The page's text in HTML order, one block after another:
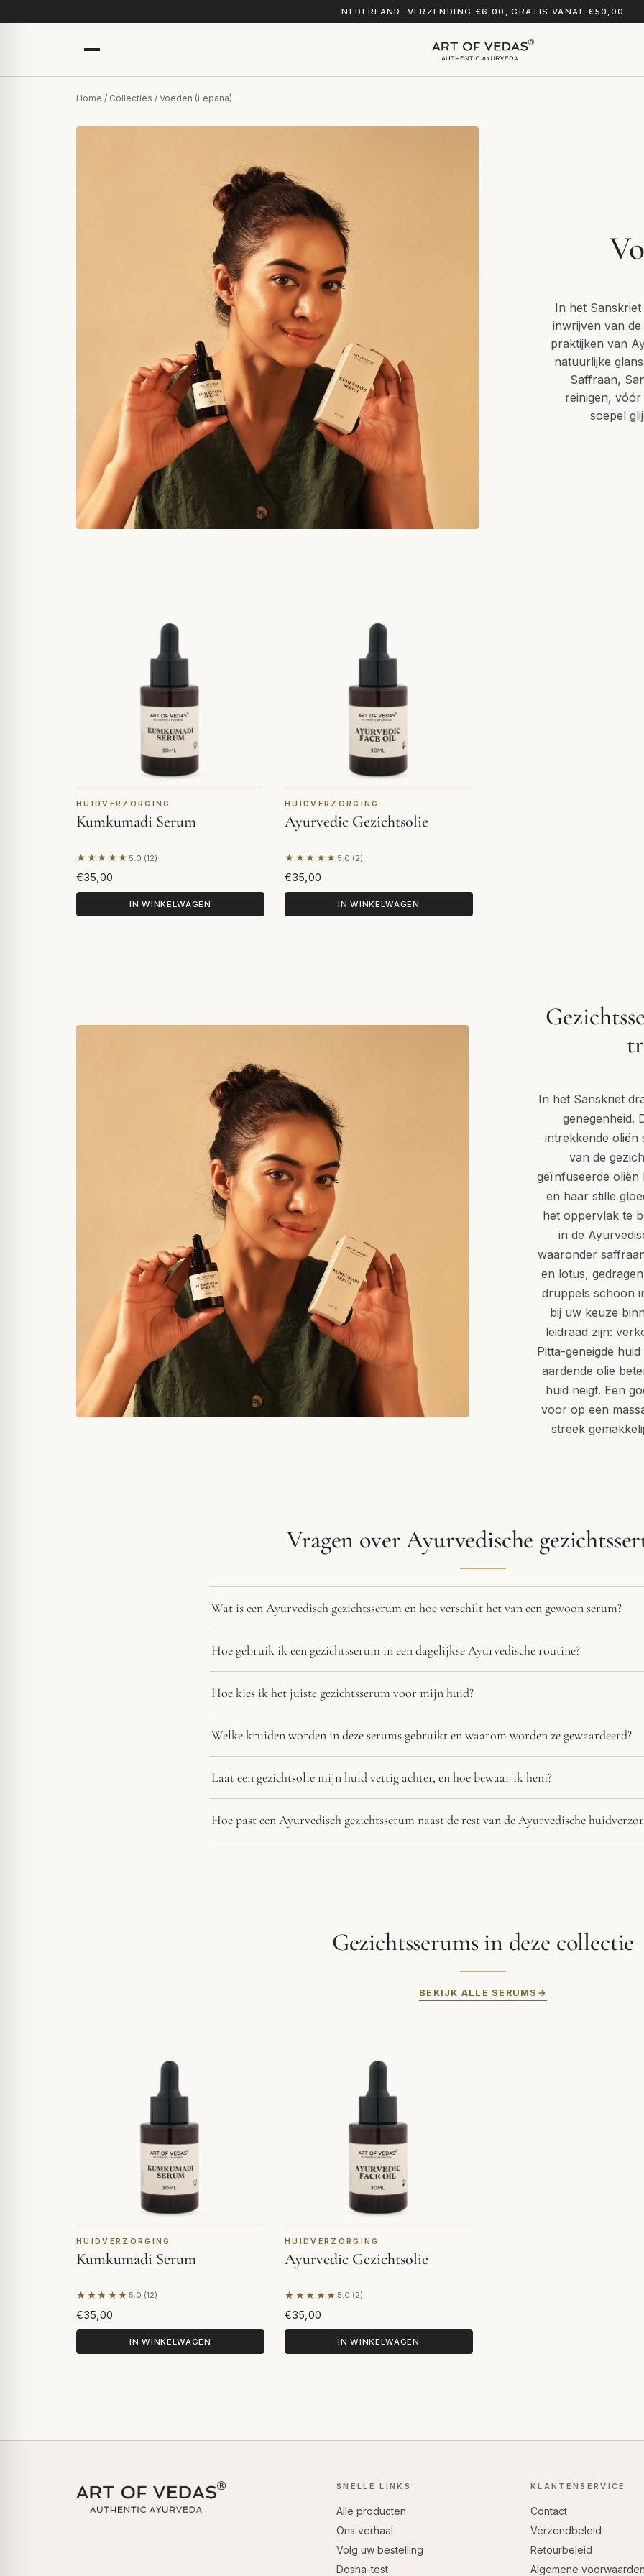
NEDERLAND: VERZENDING €6,00, GRATIS VANAF €50,00
Home / Collecties / Voeden (Lepana)
In het
inwrijven van
praktijken van
natuurlijke
Saffraan,
reinigen,
soepel
HUIDVERZORGING
Kumkumadi Serum
★★★★★ 5.0 (12)
Gebaseerd op 12 beoordelingen
€35,00
IN WINKELWAGEN
HUIDVERZORGING
Ayurvedic Gezichtsolie
★★★★★ 5.0 (2)
Gebaseerd op 2 beoordelingen
€35,00
IN WINKELWAGEN
In het Sanskriet
genegenheid.
intrekkende oliën
van de
geïnfuseerde oliën
en haar stille
het oppervlak te
in de
waaronder
en lotus,
druppels schoon
bij uw keuze
leidraad zijn:
Pitta-geneigde
aardende olie
huid neigt. Een
voor op een
streek
Vragen over Ayurvedische
Wat is een Ayurvedisch gezichtsserum en hoe verschilt het van een gewoon serum?
Hoe gebruik ik een gezichtsserum in een dagelijkse Ayurvedische routine?
Hoe kies ik het juiste gezichtsserum voor mijn huid?
Welke kruiden worden in deze serums gebruikt en waarom worden ze gewaardeerd?
Laat een gezichtsolie mijn huid vettig achter, en hoe bewaar ik hem?
Hoe past een Ayurvedisch gezichtsserum naast de rest van de Ayurvedische
Gezichtsserums in deze collectie
BEKIJK ALLE SERUMS
HUIDVERZORGING
Kumkumadi Serum
★★★★★ 5.0 (12)
Gebaseerd op 12 beoordelingen
€35,00
IN WINKELWAGEN
HUIDVERZORGING
Ayurvedic Gezichtsolie
★★★★★ 5.0 (2)
Gebaseerd op 2 beoordelingen
€35,00
IN WINKELWAGEN
SNELLE LINKS
Alle producten
Ons verhaal
Volg uw bestelling
Dosha-test
KLANTENSERVICE
Contact
Verzendbeleid
Retourbeleid
Algemene voorwaarden